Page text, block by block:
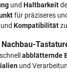
und Haltbarkeit
für präziseres
und Kompatibilität
Nachbau-
abblätternde
und